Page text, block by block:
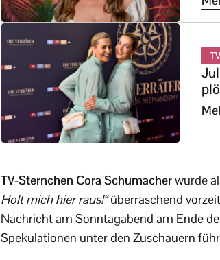
TV-Sternchen Cora Schumacherwurde
Holt mich hier raus!“überraschend
Nachricht am Sonntagabend am Ende
Spekulationen unter den Zuschauern